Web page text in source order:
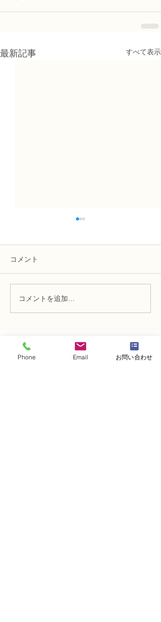
最新記事 すべて表示
NFD講師研究科コース
「木枠の壁飾り」
コメント
コメントを追加…
体験レッスンコース
Phone Email お問い合わせ